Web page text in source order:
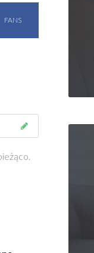
FANS